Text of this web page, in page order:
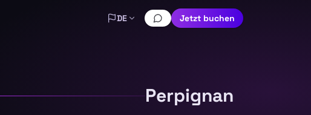
DE Jetzt buchen
Perpignan